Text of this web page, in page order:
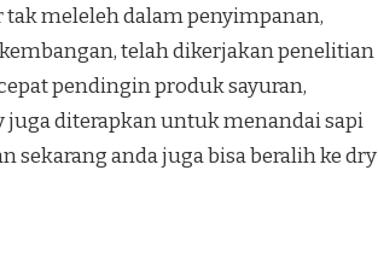
meleleh dalam penyimpanan,
telah dikerjakan penelitian
pendingin produk sayuran,
diterapkan untuk menandai sapi
sekarang anda juga bisa beralih ke dry